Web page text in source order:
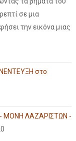
σε μια
την εικόνα μιας
στο
ΜΟΝΗ ΛΑΖΑΡΙΣΤΩΝ -